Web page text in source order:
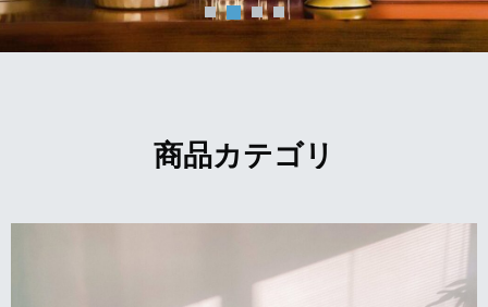
商品カテゴリ